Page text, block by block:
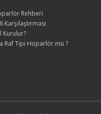
Rehberi
Kurulur?
Raf Tipi Hoparlör mü ?